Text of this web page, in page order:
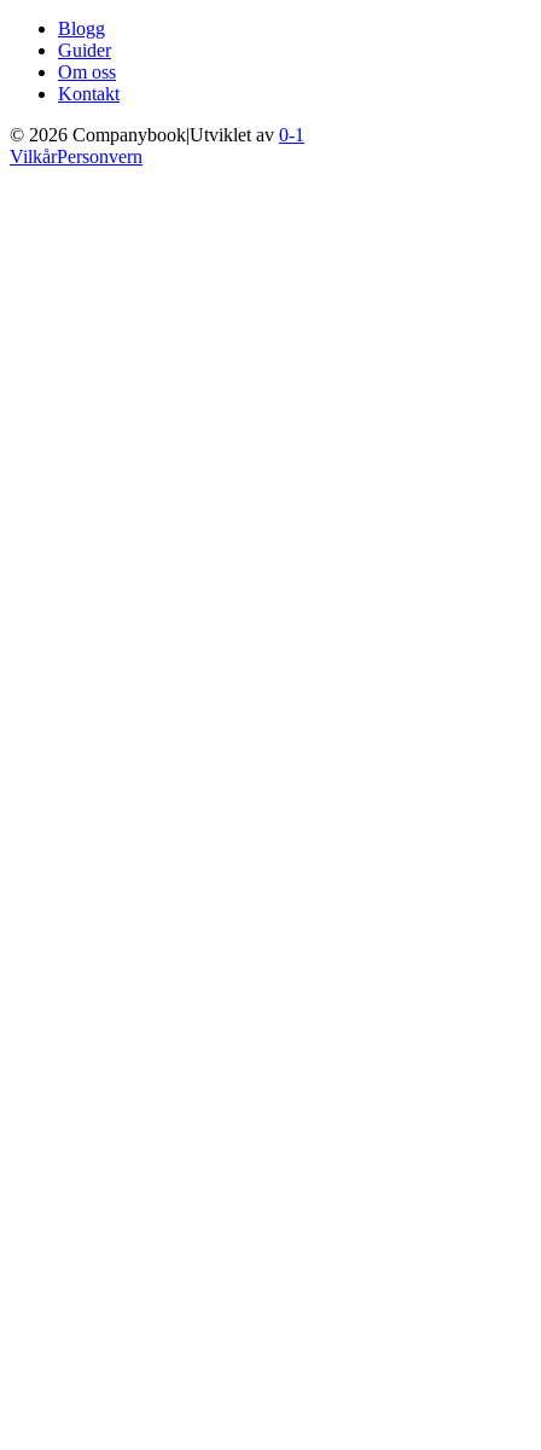
Blogg
Guider
Om oss
Kontakt
© 2026 Companybook|Utviklet av 0-1
VilkårPersonvern